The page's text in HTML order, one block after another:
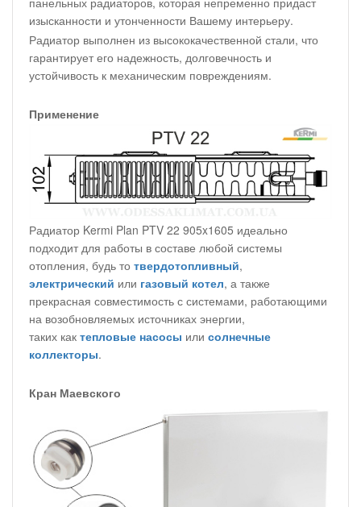
изысканности и утонченности Вашему интерьеру.
Радиатор выполнен из высококачественной стали, что
гарантирует его надежность, долговечность и
устойчивость к механическим повреждениям.
Применение
Радиатор Kermi Plan PTV 22 905x1605 идеально
подходит для работы в составе любой системы
отопления, будь то твердотопливный,
электрический или газовый котел, а также
прекрасная совместимость с системами, работающими
на возобновляемых источниках энергии,
таких как тепловые насосы или солнечные
коллекторы.
Кран Маевского